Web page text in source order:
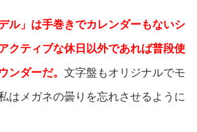
ル」は手巻きでカレンダーもないシ
クティブな休日以外であれば普段使
ンダーだ。 文字盤もオリジナルでモ
はメガネの曇りを忘れさせるように